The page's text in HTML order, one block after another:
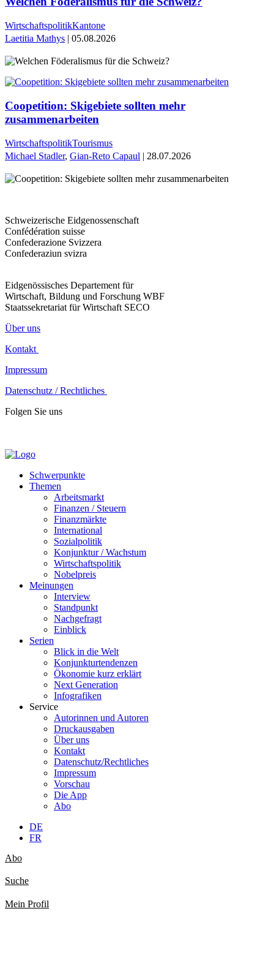
WirtschaftspolitikKantone
Laetitia Mathys | 05.08.2026
Coopetition: Skigebiete sollten mehr
zusammenarbeiten
WirtschaftspolitikTourismus
Michael Stadler, Gian-Reto Capaul | 28.07.2026
Schweizerische Eidgenossenschaft
Confédération suisse
Confederazione Svizzera
Confederaziun svizra
Eidgenössisches Departement für
Wirtschaft, Bildung und Forschung WBF
Staatssekretariat für Wirtschaft SECO
Über uns
Kontakt
Impressum
Datenschutz / Rechtliches
Folgen Sie uns
Schwerpunkte
Themen
Arbeitsmarkt
Finanzen / Steuern
Finanzmärkte
International
Sozialpolitik
Konjunktur / Wachstum
Wirtschaftspolitik
Nobelpreis
Meinungen
Interview
Standpunkt
Nachgefragt
Einblick
Serien
Blick in die Welt
Konjunkturtendenzen
Ökonomie kurz erklärt
Next Generation
Infografiken
Service
Autorinnen und Autoren
Druckausgaben
Über uns
Kontakt
Datenschutz/Rechtliches
Impressum
Vorschau
Die App
Abo
DE
FR
Abo
Suche
Mein Profil